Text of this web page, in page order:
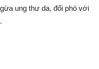
ung thư da, đối phó với